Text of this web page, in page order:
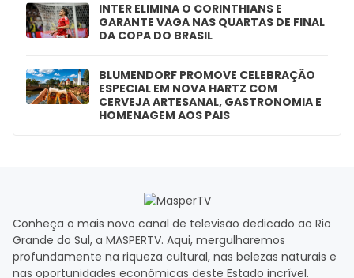
INTER ELIMINA O CORINTHIANS E
GARANTE VAGA NAS QUARTAS DE FINAL
DA COPA DO BRASIL
BLUMENDORF PROMOVE CELEBRAÇÃO
ESPECIAL EM NOVA HARTZ COM
CERVEJA ARTESANAL, GASTRONOMIA E
HOMENAGEM AOS PAIS
Conheça o mais novo canal de televisão dedicado ao Rio
Grande do Sul, a MASPERTV. Aqui, mergulharemos
profundamente na riqueza cultural, nas belezas naturais e
nas oportunidades econômicas deste Estado incrível.